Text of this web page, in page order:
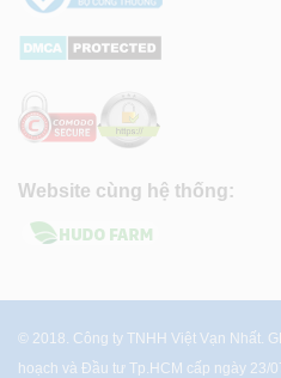
Website cùng hệ thống:
© 2018. Công ty TNHH Việt Vạn Nhất.
hoạch và Đầu tư Tp.HCM cấp ngày